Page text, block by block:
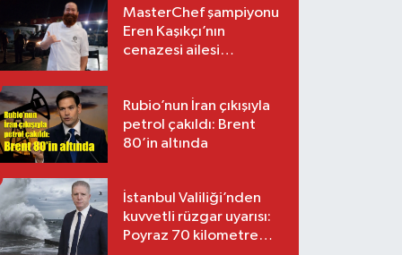
MasterChef şampiyonu
Eren Kaşıkçı’nın
cenazesi ailesi
Rubio’nun İran çıkışıyla
petrol çakıldı: Brent
80’in altında
İstanbul Valiliği’nden
kuvvetli rüzgar uyarısı:
Poyraz 70 kilometre